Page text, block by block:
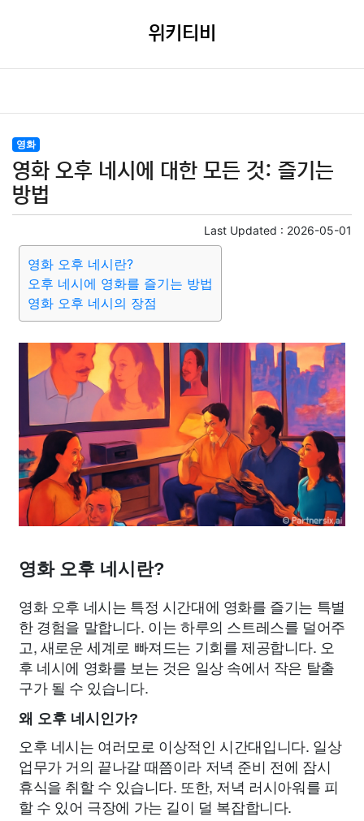
위키티비
영화
영화 오후 네시에 대한 모든 것: 즐기는
방법
Last Updated : 2026-05-01
영화 오후 네시란?
오후 네시에 영화를 즐기는 방법
영화 오후 네시의 장점
영화 오후 네시란?
영화 오후 네시는 특정 시간대에 영화를 즐기는 특별
한 경험을 말합니다. 이는 하루의 스트레스를 덜어주
고, 새로운 세계로 빠져드는 기회를 제공합니다. 오
후 네시에 영화를 보는 것은 일상 속에서 작은 탈출
구가 될 수 있습니다.
왜 오후 네시인가?
오후 네시는 여러모로 이상적인 시간대입니다. 일상
업무가 거의 끝나갈 때쯤이라 저녁 준비 전에 잠시
휴식을 취할 수 있습니다. 또한, 저녁 러시아워를 피
할 수 있어 극장에 가는 길이 덜 복잡합니다.